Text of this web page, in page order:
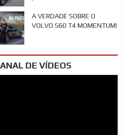
A VERDADE SOBRE O
VOLVO S60 T4 MOMENTUM!
DE VÍDEOS